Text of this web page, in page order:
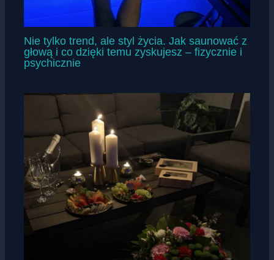
Nie tylko trend, ale styl życia. Jak saunować z
głową i co dzięki temu zyskujesz – fizycznie i
psychicznie